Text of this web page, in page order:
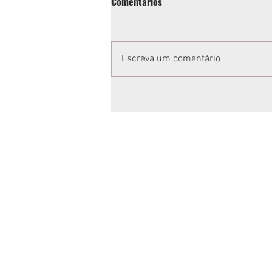
Vereadora acusa Tathiana
Escreva um comentário